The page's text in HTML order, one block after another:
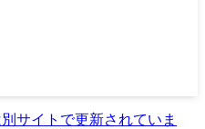
サイトで更新されていま